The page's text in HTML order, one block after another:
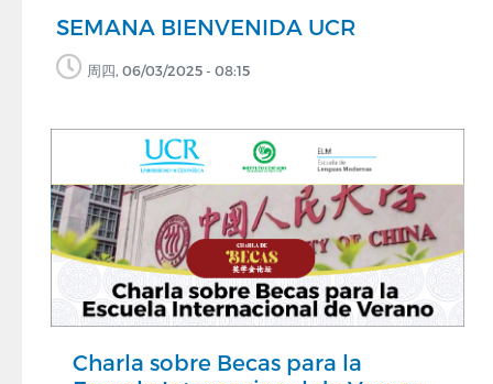
SEMANA BIENVENIDA UCR
周四, 06/03/2025 - 08:15
Charla sobre Becas para la